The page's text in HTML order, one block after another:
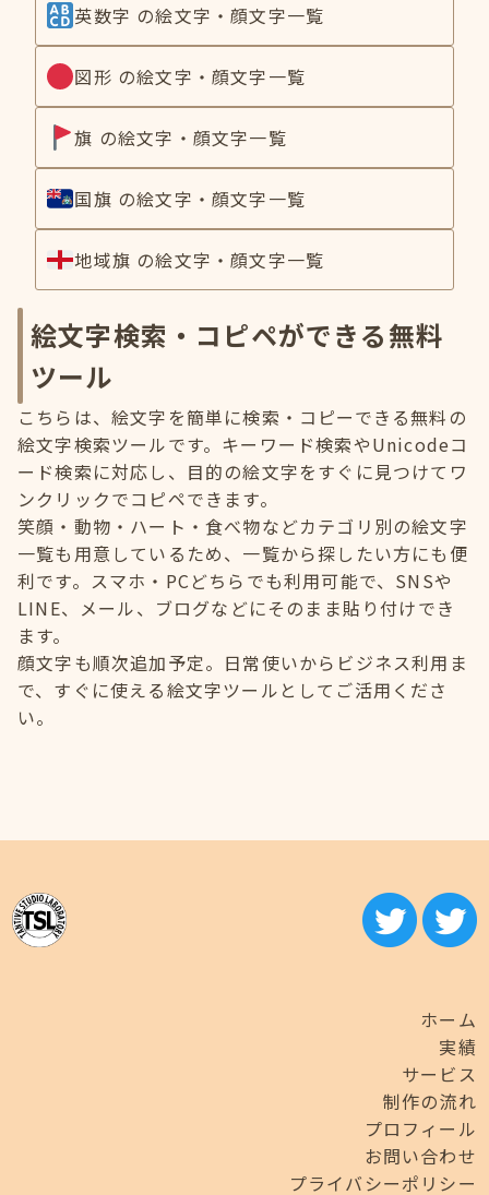
英数字 の絵文字・顔文字一覧
図形 の絵文字・顔文字一覧
旗 の絵文字・顔文字一覧
国旗 の絵文字・顔文字一覧
地域旗 の絵文字・顔文字一覧
絵文字検索・コピペができる無料
ツール
こちらは、絵文字を簡単に検索・コピーできる無料の
絵文字検索ツールです。キーワード検索やUnicodeコ
ード検索に対応し、目的の絵文字をすぐに見つけてワ
ンクリックでコピペできます。
笑顔・動物・ハート・食べ物などカテゴリ別の絵文字
一覧も用意しているため、一覧から探したい方にも便
利です。スマホ・PCどちらでも利用可能で、SNSや
LINE、メール、ブログなどにそのまま貼り付けでき
ます。
顔文字も順次追加予定。日常使いからビジネス利用ま
で、すぐに使える絵文字ツールとしてご活用くださ
い。
ホーム
実績
サービス
制作の流れ
プロフィール
お問い合わせ
プライバシーポリシー